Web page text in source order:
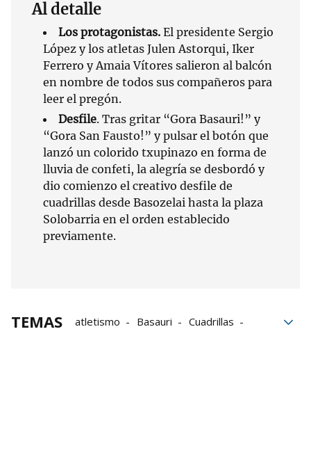
Al detalle
Los protagonistas. El presidente Sergio
López y los atletas Julen Astorqui, Iker
Ferrero y Amaia Vítores salieron al balcón
en nombre de todos sus compañeros para
leer el pregón.
Desfile. Tras gritar “Gora Basauri!” y
“Gora San Fausto!” y pulsar el botón que
lanzó un colorido txupinazo en forma de
lluvia de confeti, la alegría se desbordó y
dio comienzo el creativo desfile de
cuadrillas desde Basozelai hasta la plaza
Solobarria en el orden establecido
previamente.
TEMAS atletismo Basauri
Cuadrillas